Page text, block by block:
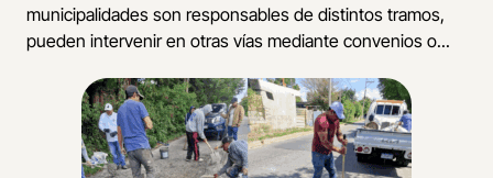
municipalidades son responsables de distintos tramos,
pueden intervenir en otras vías mediante convenios o...